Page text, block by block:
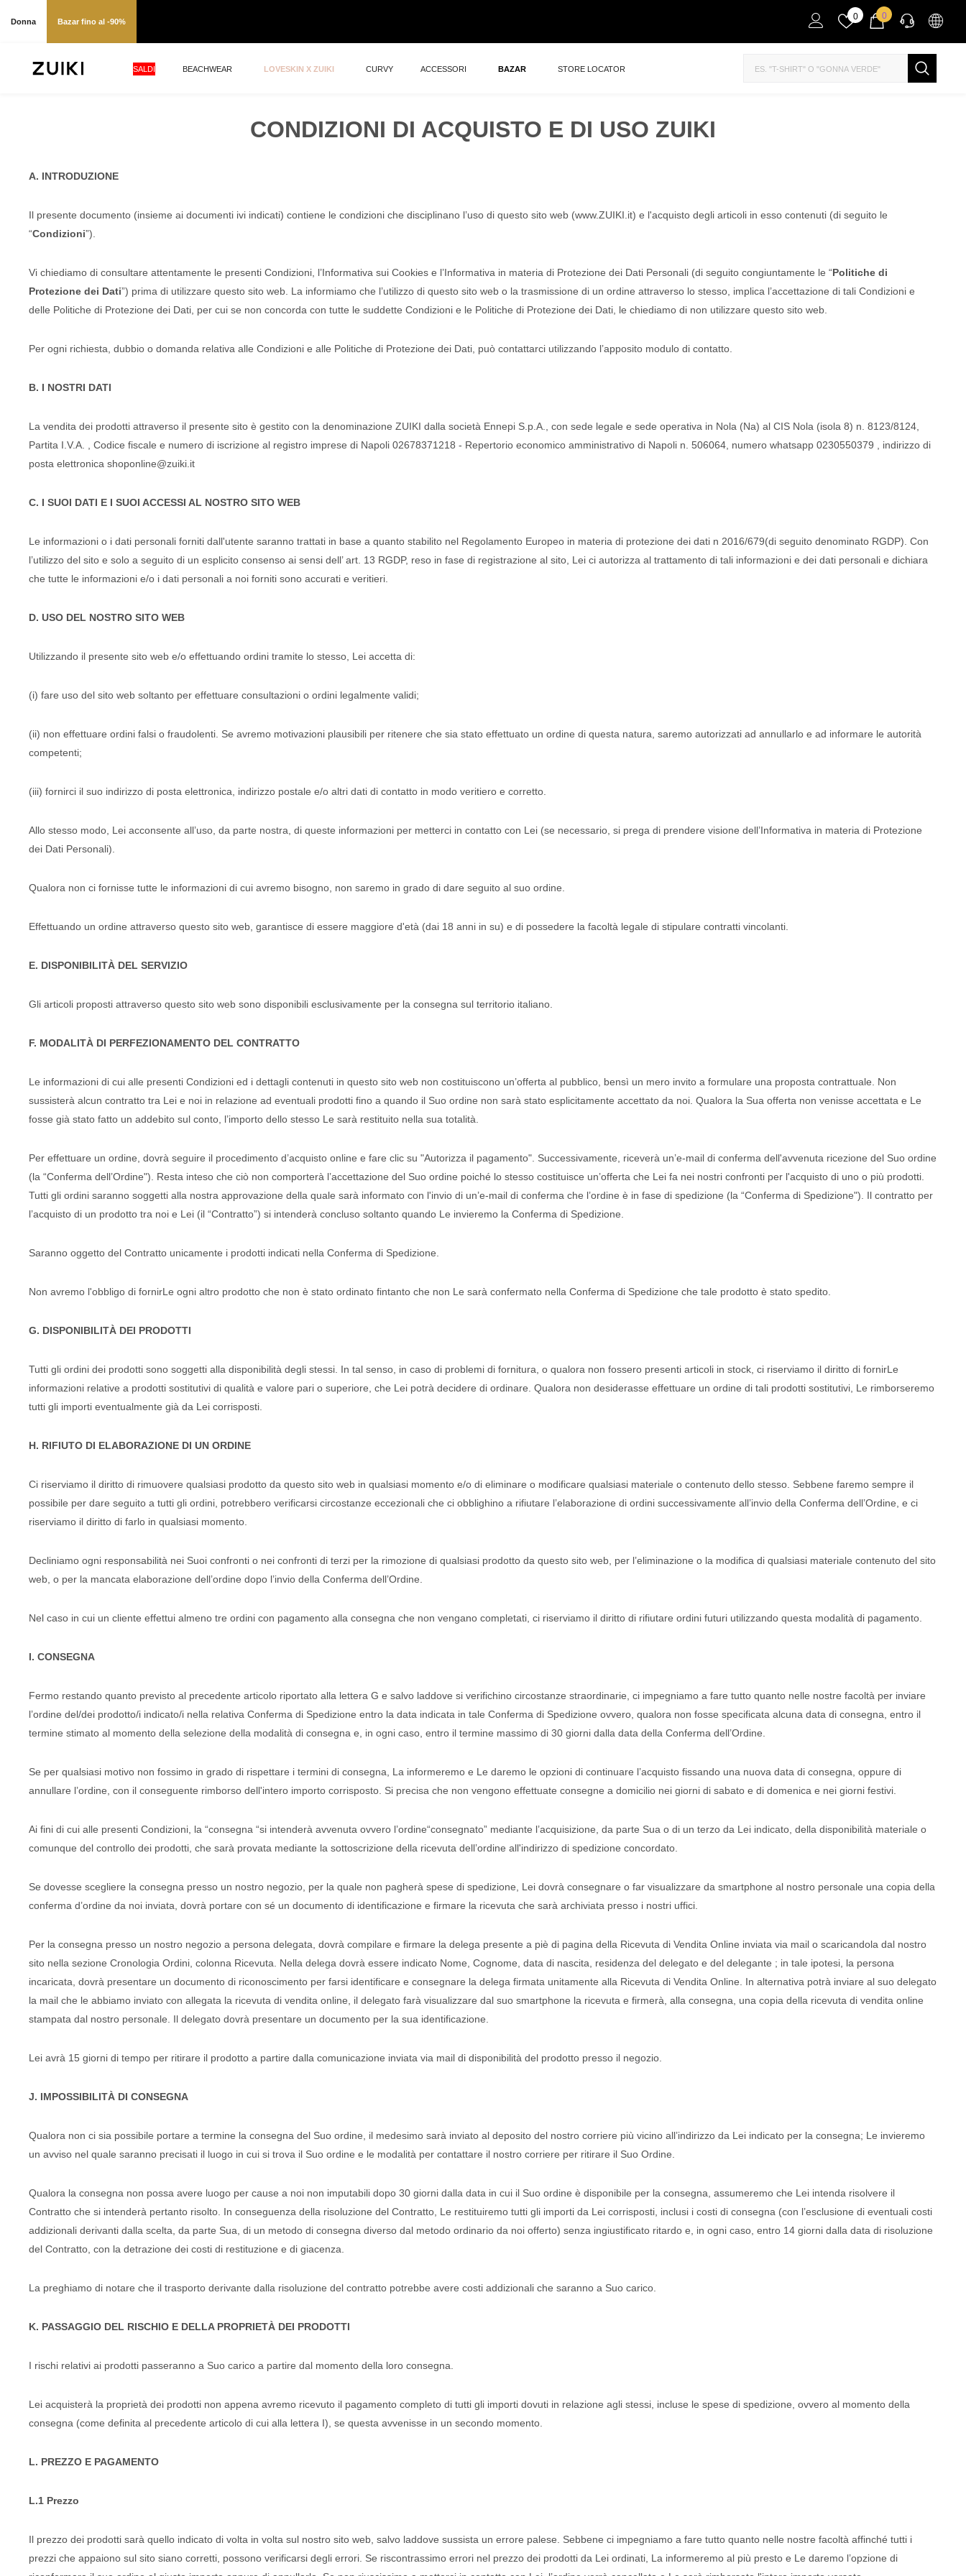
Donna Bazar fino al -90%
0 0
SALDI BEACHWEAR LOVESKIN X ZUIKI CURVY ACCESSORI BAZAR STORE LOCATOR
CONDIZIONI DI ACQUISTO E DI USO ZUIKI
A. INTRODUZIONE
Il presente documento (insieme ai documenti ivi indicati) contiene le condizioni che disciplinano l’uso di questo sito web (www.ZUIKI.it) e l'acquisto degli articoli in esso contenuti (di seguito le
“Condizioni”).
Vi chiediamo di consultare attentamente le presenti Condizioni, l’Informativa sui Cookies e l’Informativa in materia di Protezione dei Dati Personali (di seguito congiuntamente le “Politiche di
Protezione dei Dati”) prima di utilizzare questo sito web. La informiamo che l’utilizzo di questo sito web o la trasmissione di un ordine attraverso lo stesso, implica l’accettazione di tali Condizioni e
delle Politiche di Protezione dei Dati, per cui se non concorda con tutte le suddette Condizioni e le Politiche di Protezione dei Dati, le chiediamo di non utilizzare questo sito web.
Per ogni richiesta, dubbio o domanda relativa alle Condizioni e alle Politiche di Protezione dei Dati, può contattarci utilizzando l’apposito modulo di contatto.
B. I NOSTRI DATI
La vendita dei prodotti attraverso il presente sito è gestito con la denominazione ZUIKI dalla società Ennepi S.p.A., con sede legale e sede operativa in Nola (Na) al CIS Nola (isola 8) n. 8123/8124,
Partita I.V.A. , Codice fiscale e numero di iscrizione al registro imprese di Napoli 02678371218 - Repertorio economico amministrativo di Napoli n. 506064, numero whatsapp 0230550379 , indirizzo di
posta elettronica shoponline@zuiki.it
C. I SUOI DATI E I SUOI ACCESSI AL NOSTRO SITO WEB
Le informazioni o i dati personali forniti dall'utente saranno trattati in base a quanto stabilito nel Regolamento Europeo in materia di protezione dei dati n 2016/679(di seguito denominato RGDP). Con
l’utilizzo del sito e solo a seguito di un esplicito consenso ai sensi dell’ art. 13 RGDP, reso in fase di registrazione al sito, Lei ci autorizza al trattamento di tali informazioni e dei dati personali e dichiara
che tutte le informazioni e/o i dati personali a noi forniti sono accurati e veritieri.
D. USO DEL NOSTRO SITO WEB
Utilizzando il presente sito web e/o effettuando ordini tramite lo stesso, Lei accetta di:
(i) fare uso del sito web soltanto per effettuare consultazioni o ordini legalmente validi;
(ii) non effettuare ordini falsi o fraudolenti. Se avremo motivazioni plausibili per ritenere che sia stato effettuato un ordine di questa natura, saremo autorizzati ad annullarlo e ad informare le autorità
competenti;
(iii) fornirci il suo indirizzo di posta elettronica, indirizzo postale e/o altri dati di contatto in modo veritiero e corretto.
Allo stesso modo, Lei acconsente all’uso, da parte nostra, di queste informazioni per metterci in contatto con Lei (se necessario, si prega di prendere visione dell’Informativa in materia di Protezione
dei Dati Personali).
Qualora non ci fornisse tutte le informazioni di cui avremo bisogno, non saremo in grado di dare seguito al suo ordine.
Effettuando un ordine attraverso questo sito web, garantisce di essere maggiore d'età (dai 18 anni in su) e di possedere la facoltà legale di stipulare contratti vincolanti.
E. DISPONIBILITÀ DEL SERVIZIO
Gli articoli proposti attraverso questo sito web sono disponibili esclusivamente per la consegna sul territorio italiano.
F. MODALITÀ DI PERFEZIONAMENTO DEL CONTRATTO
Le informazioni di cui alle presenti Condizioni ed i dettagli contenuti in questo sito web non costituiscono un’offerta al pubblico, bensì un mero invito a formulare una proposta contrattuale. Non
sussisterà alcun contratto tra Lei e noi in relazione ad eventuali prodotti fino a quando il Suo ordine non sarà stato esplicitamente accettato da noi. Qualora la Sua offerta non venisse accettata e Le
fosse già stato fatto un addebito sul conto, l’importo dello stesso Le sarà restituito nella sua totalità.
Per effettuare un ordine, dovrà seguire il procedimento d’acquisto online e fare clic su "Autorizza il pagamento". Successivamente, riceverà un’e-mail di conferma dell'avvenuta ricezione del Suo ordine
(la “Conferma dell’Ordine"). Resta inteso che ciò non comporterà l’accettazione del Suo ordine poiché lo stesso costituisce un’offerta che Lei fa nei nostri confronti per l'acquisto di uno o più prodotti.
Tutti gli ordini saranno soggetti alla nostra approvazione della quale sarà informato con l'invio di un’e-mail di conferma che l’ordine è in fase di spedizione (la “Conferma di Spedizione"). Il contratto per
l’acquisto di un prodotto tra noi e Lei (il “Contratto”) si intenderà concluso soltanto quando Le invieremo la Conferma di Spedizione.
Saranno oggetto del Contratto unicamente i prodotti indicati nella Conferma di Spedizione.
Non avremo l'obbligo di fornirLe ogni altro prodotto che non è stato ordinato fintanto che non Le sarà confermato nella Conferma di Spedizione che tale prodotto è stato spedito.
G. DISPONIBILITÀ DEI PRODOTTI
Tutti gli ordini dei prodotti sono soggetti alla disponibilità degli stessi. In tal senso, in caso di problemi di fornitura, o qualora non fossero presenti articoli in stock, ci riserviamo il diritto di fornirLe
informazioni relative a prodotti sostitutivi di qualità e valore pari o superiore, che Lei potrà decidere di ordinare. Qualora non desiderasse effettuare un ordine di tali prodotti sostitutivi, Le rimborseremo
tutti gli importi eventualmente già da Lei corrisposti.
H. RIFIUTO DI ELABORAZIONE DI UN ORDINE
Ci riserviamo il diritto di rimuovere qualsiasi prodotto da questo sito web in qualsiasi momento e/o di eliminare o modificare qualsiasi materiale o contenuto dello stesso. Sebbene faremo sempre il
possibile per dare seguito a tutti gli ordini, potrebbero verificarsi circostanze eccezionali che ci obblighino a rifiutare l’elaborazione di ordini successivamente all’invio della Conferma dell’Ordine, e ci
riserviamo il diritto di farlo in qualsiasi momento.
Decliniamo ogni responsabilità nei Suoi confronti o nei confronti di terzi per la rimozione di qualsiasi prodotto da questo sito web, per l’eliminazione o la modifica di qualsiasi materiale contenuto del sito
web, o per la mancata elaborazione dell’ordine dopo l’invio della Conferma dell’Ordine.
Nel caso in cui un cliente effettui almeno tre ordini con pagamento alla consegna che non vengano completati, ci riserviamo il diritto di rifiutare ordini futuri utilizzando questa modalità di pagamento.
I. CONSEGNA
Fermo restando quanto previsto al precedente articolo riportato alla lettera G e salvo laddove si verifichino circostanze straordinarie, ci impegniamo a fare tutto quanto nelle nostre facoltà per inviare
l’ordine del/dei prodotto/i indicato/i nella relativa Conferma di Spedizione entro la data indicata in tale Conferma di Spedizione ovvero, qualora non fosse specificata alcuna data di consegna, entro il
termine stimato al momento della selezione della modalità di consegna e, in ogni caso, entro il termine massimo di 30 giorni dalla data della Conferma dell’Ordine.
Se per qualsiasi motivo non fossimo in grado di rispettare i termini di consegna, La informeremo e Le daremo le opzioni di continuare l’acquisto fissando una nuova data di consegna, oppure di
annullare l’ordine, con il conseguente rimborso dell'intero importo corrisposto. Si precisa che non vengono effettuate consegne a domicilio nei giorni di sabato e di domenica e nei giorni festivi.
Ai fini di cui alle presenti Condizioni, la “consegna “si intenderà avvenuta ovvero l’ordine“consegnato” mediante l’acquisizione, da parte Sua o di un terzo da Lei indicato, della disponibilità materiale o
comunque del controllo dei prodotti, che sarà provata mediante la sottoscrizione della ricevuta dell’ordine all'indirizzo di spedizione concordato.
Se dovesse scegliere la consegna presso un nostro negozio, per la quale non pagherà spese di spedizione, Lei dovrà consegnare o far visualizzare da smartphone al nostro personale una copia della
conferma d’ordine da noi inviata, dovrà portare con sé un documento di identificazione e firmare la ricevuta che sarà archiviata presso i nostri uffici.
Per la consegna presso un nostro negozio a persona delegata, dovrà compilare e firmare la delega presente a piè di pagina della Ricevuta di Vendita Online inviata via mail o scaricandola dal nostro
sito nella sezione Cronologia Ordini, colonna Ricevuta. Nella delega dovrà essere indicato Nome, Cognome, data di nascita, residenza del delegato e del delegante ; in tale ipotesi, la persona
incaricata, dovrà presentare un documento di riconoscimento per farsi identificare e consegnare la delega firmata unitamente alla Ricevuta di Vendita Online. In alternativa potrà inviare al suo delegato
la mail che le abbiamo inviato con allegata la ricevuta di vendita online, il delegato farà visualizzare dal suo smartphone la ricevuta e firmerà, alla consegna, una copia della ricevuta di vendita online
stampata dal nostro personale. Il delegato dovrà presentare un documento per la sua identificazione.
Lei avrà 15 giorni di tempo per ritirare il prodotto a partire dalla comunicazione inviata via mail di disponibilità del prodotto presso il negozio.
J. IMPOSSIBILITÀ DI CONSEGNA
Qualora non ci sia possibile portare a termine la consegna del Suo ordine, il medesimo sarà inviato al deposito del nostro corriere più vicino all’indirizzo da Lei indicato per la consegna; Le invieremo
un avviso nel quale saranno precisati il luogo in cui si trova il Suo ordine e le modalità per contattare il nostro corriere per ritirare il Suo Ordine.
Qualora la consegna non possa avere luogo per cause a noi non imputabili dopo 30 giorni dalla data in cui il Suo ordine è disponibile per la consegna, assumeremo che Lei intenda risolvere il
Contratto che si intenderà pertanto risolto. In conseguenza della risoluzione del Contratto, Le restituiremo tutti gli importi da Lei corrisposti, inclusi i costi di consegna (con l’esclusione di eventuali costi
addizionali derivanti dalla scelta, da parte Sua, di un metodo di consegna diverso dal metodo ordinario da noi offerto) senza ingiustificato ritardo e, in ogni caso, entro 14 giorni dalla data di risoluzione
del Contratto, con la detrazione dei costi di restituzione e di giacenza.
La preghiamo di notare che il trasporto derivante dalla risoluzione del contratto potrebbe avere costi addizionali che saranno a Suo carico.
K. PASSAGGIO DEL RISCHIO E DELLA PROPRIETÀ DEI PRODOTTI
I rischi relativi ai prodotti passeranno a Suo carico a partire dal momento della loro consegna.
Lei acquisterà la proprietà dei prodotti non appena avremo ricevuto il pagamento completo di tutti gli importi dovuti in relazione agli stessi, incluse le spese di spedizione, ovvero al momento della
consegna (come definita al precedente articolo di cui alla lettera I), se questa avvenisse in un secondo momento.
L. PREZZO E PAGAMENTO
L.1 Prezzo
Il prezzo dei prodotti sarà quello indicato di volta in volta sul nostro sito web, salvo laddove sussista un errore palese. Sebbene ci impegniamo a fare tutto quanto nelle nostre facoltà affinché tutti i
prezzi che appaiono sul sito siano corretti, possono verificarsi degli errori. Se riscontrassimo errori nel prezzo dei prodotti da Lei ordinati, La informeremo al più presto e Le daremo l’opzione di